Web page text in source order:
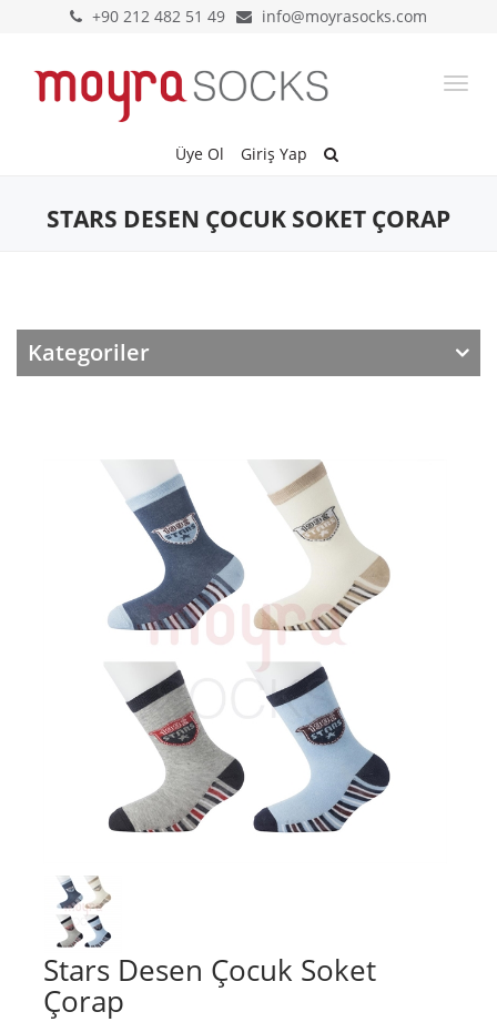
+90 212 482 51 49 info@moyrasocks.com
Üye Ol Giriş Yap
STARS DESEN ÇOCUK SOKET ÇORAP
Kategoriler
Stars Desen Çocuk Soket
Çorap